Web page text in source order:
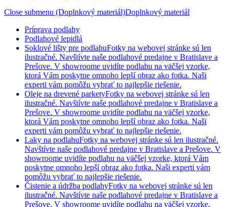
Close submenu (Doplnkový materiál)Doplnkový materiál
Príprava podlahy
Podlahové lepidlá
Soklové lišty pre podlahuFotky na webovej stránke sú len
ilustračné. Navštívte naše podlahové predajne v Bratislave a
Prešove. V showroome uvidíte podlahu na väčšej vzorke,
ktorá Vám poskytne omnoho lepší obraz ako fotka. Naši
experti vám pomôžu vybrať to najlepšie riešenie.
Oleje na drevené parketyFotky na webovej stránke sú len
ilustračné. Navštívte naše podlahové predajne v Bratislave a
Prešove. V showroome uvidíte podlahu na väčšej vzorke,
ktorá Vám poskytne omnoho lepší obraz ako fotka. Naši
experti vám pomôžu vybrať to najlepšie riešenie.
Laky na podlahuFotky na webovej stránke sú len ilustračné.
Navštívte naše podlahové predajne v Bratislave a Prešove. V
showroome uvidíte podlahu na väčšej vzorke, ktorá Vám
poskytne omnoho lepší obraz ako fotka. Naši experti vám
pomôžu vybrať to najlepšie riešenie.
Čistenie a údržba podlahyFotky na webovej stránke sú len
ilustračné. Navštívte naše podlahové predajne v Bratislave a
Prešove. V showroome uvidíte podlahu na väčšej vzorke,